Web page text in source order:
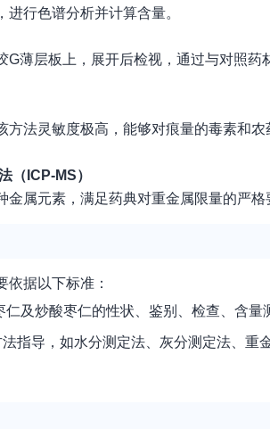
行色谱分析并计算含量。
G薄层板上，展开后检视，通过与对照
方法灵敏度极高，能够对痕量的毒素和
（ICP-MS）
属元素，满足药典对重金属限量的严格
据以下标准：
仁及炒酸枣仁的性状、鉴别、检查、含量
指导，如水分测定法、灰分测定法、重